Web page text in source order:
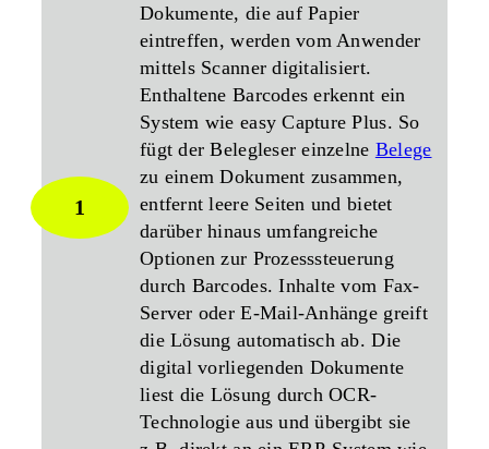
1
Dokumente, die auf Papier
eintreffen, werden vom Anwender
mittels Scanner digitalisiert.
Enthaltene Barcodes erkennt ein
System wie easy Capture Plus. So
fügt der Belegleser einzelne Belege
zu einem Dokument zusammen,
entfernt leere Seiten und bietet
darüber hinaus umfangreiche
Optionen zur Prozesssteuerung
durch Barcodes. Inhalte vom Fax-
Server oder E-Mail-Anhänge greift
die Lösung automatisch ab. Die
digital vorliegenden Dokumente
liest die Lösung durch OCR-
Technologie aus und übergibt sie